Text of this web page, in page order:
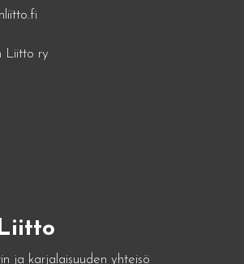
Liitto ry
ja karjalaisuuden yhteisö